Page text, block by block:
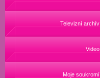
Televizní archív
Video
Moje soukromí